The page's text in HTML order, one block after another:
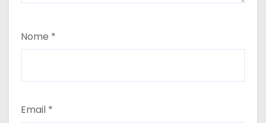
Nome *
Email *